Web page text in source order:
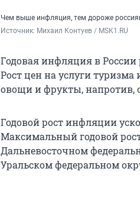
Чем выше инфляция, тем дороже
Источник: Михаил Контуев / MSK1.RU
Годовая инфляция в России
Рост цен на услуги туризма
овощи и фрукты, напротив,
Годовой рост инфляции
Максимальный годовой
Дальневосточном
Уральском федеральном